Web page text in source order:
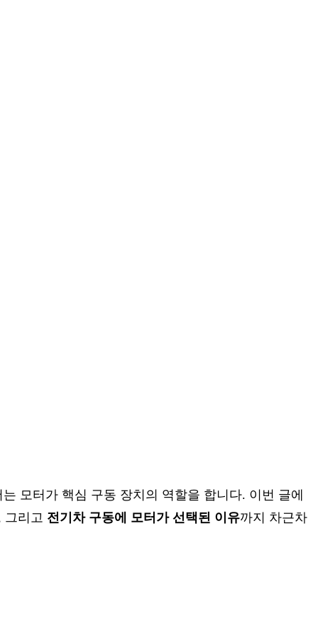
모터가 핵심 구동 장치의 역할을 합니다. 이번 글에
그리고 전기차 구동에 모터가 선택된 이유까지 차근차